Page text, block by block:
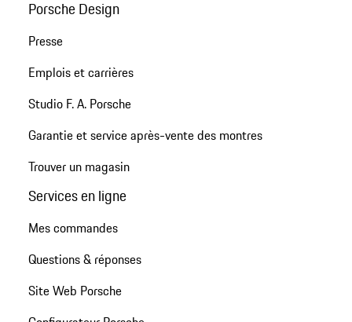
Porsche Design
Presse
Emplois et carrières
Studio F. A. Porsche
Garantie et service après-vente des montres
Trouver un magasin
Services en ligne
Mes commandes
Questions & réponses
Site Web Porsche